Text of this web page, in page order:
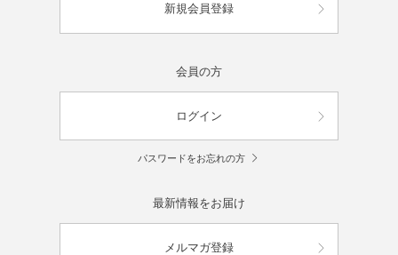
新規会員登録
会員の方
ログイン
パスワードをお忘れの方
最新情報をお届け
メルマガ登録